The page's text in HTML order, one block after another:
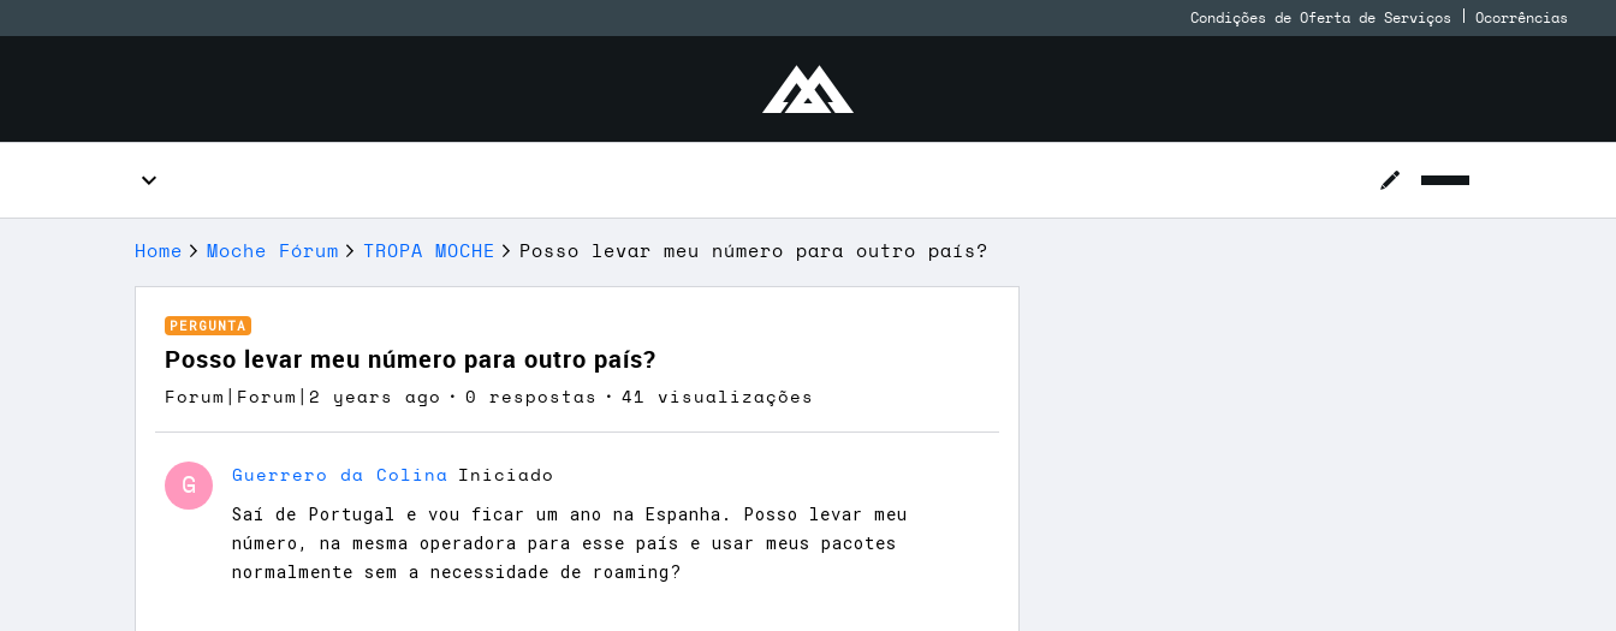
Condições de Oferta de Serviços Ocorrências
Home Moche Fórum TROPA MOCHE Posso levar meu número para outro país?
PERGUNTA
Posso levar meu número para outro país?
Forum|Forum|2 years ago 0 respostas 41 visualizações
G Guerrero da Colina Iniciado
Saí de Portugal e vou ficar um ano na Espanha. Posso levar meu
número, na mesma operadora para esse país e usar meus pacotes
normalmente sem a necessidade de roaming?